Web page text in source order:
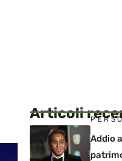
Articoli
Addio